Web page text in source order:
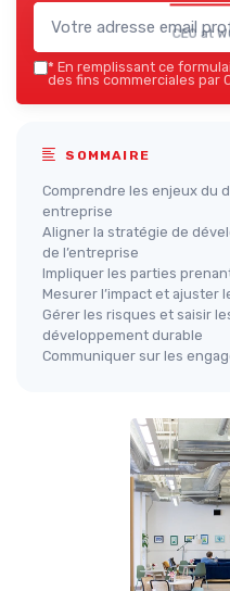
CEO at
* En remplissant ce
des fins commerciales par
SOMMAIRE
Comprendre les enjeux du
entreprise
Aligner la stratégie de
de l’entreprise
Impliquer les parties
Mesurer l’impact et ajuster
Gérer les risques et saisir
développement durable
Communiquer sur les